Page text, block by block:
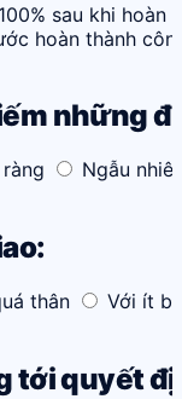
sau khi hoàn
hoàn thành
những
Ngẫu
thân
Với ít
tới quyết